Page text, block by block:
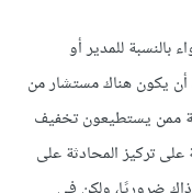
للمدير أو
يكون هناك مستشار من
ممن يستطيعون تخفيف
تركيز المحادثة على